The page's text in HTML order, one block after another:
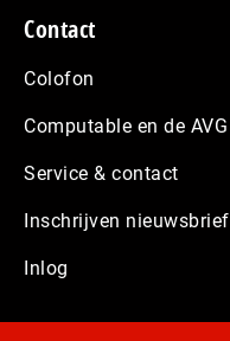
Contact
Colofon
Computable en de AVG
Service & contact
Inschrijven nieuwsbrief
Inlog